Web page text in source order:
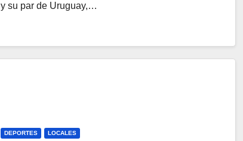
y su par de Uruguay,…
DEPORTES LOCALES